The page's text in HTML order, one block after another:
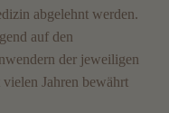
abgelehnt werden.
auf den
der jeweiligen
Jahren bewährt